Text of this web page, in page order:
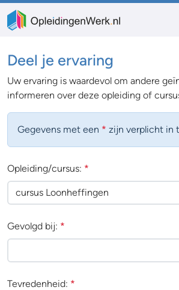
Deel je ervaring
Uw ervaring is waardevol om andere
informeren over deze opleiding of
Gegevens met een * zijn verplicht in
Opleiding/cursus: *
Gevolgd bij: *
Tevredenheid: *